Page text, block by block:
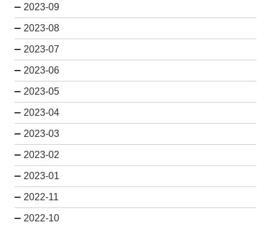
2023-09
2023-08
2023-07
2023-06
2023-05
2023-04
2023-03
2023-02
2023-01
2022-11
2022-10